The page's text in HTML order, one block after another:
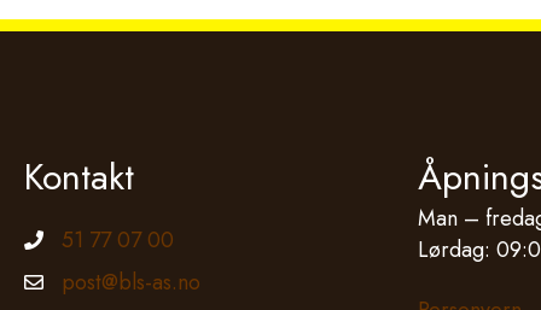
Kontakt
Telefonnummer
51 77 07 00
Epostadresse
post@bls-as.no
Man –
Lørdag: